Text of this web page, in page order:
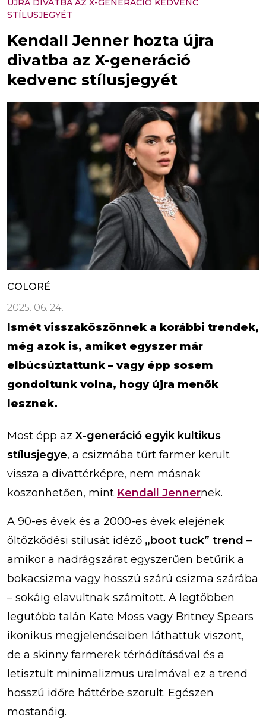
ÚJRA DIVATBA AZ X-GENERÁCIÓ KEDVENC
STÍLUSJEGYÉT
Kendall Jenner hozta újra
divatba az X-generáció
kedvenc stílusjegyét
COLORÉ
2025. 06. 24.
Ismét visszaköszönnek a korábbi trendek,
még azok is, amiket egyszer már
elbúcsúztattunk – vagy épp sosem
gondoltunk volna, hogy újra menők
lesznek.
Most épp az X-generáció egyik kultikus
stílusjegye, a csizmába tűrt farmer került
vissza a divattérképre, nem másnak
köszönhetően, mint Kendall Jennernek.
A 90-es évek és a 2000-es évek elejének
öltözködési stílusát idéző „boot tuck” trend –
amikor a nadrágszárat egyszerűen betűrik a
bokacsizma vagy hosszú szárú csizma szárába
– sokáig elavultnak számított. A legtöbben
legutóbb talán Kate Moss vagy Britney Spears
ikonikus megjelenéseiben láthattuk viszont,
de a skinny farmerek térhódításával és a
letisztult minimalizmus uralmával ez a trend
hosszú időre háttérbe szorult. Egészen
mostanáig.